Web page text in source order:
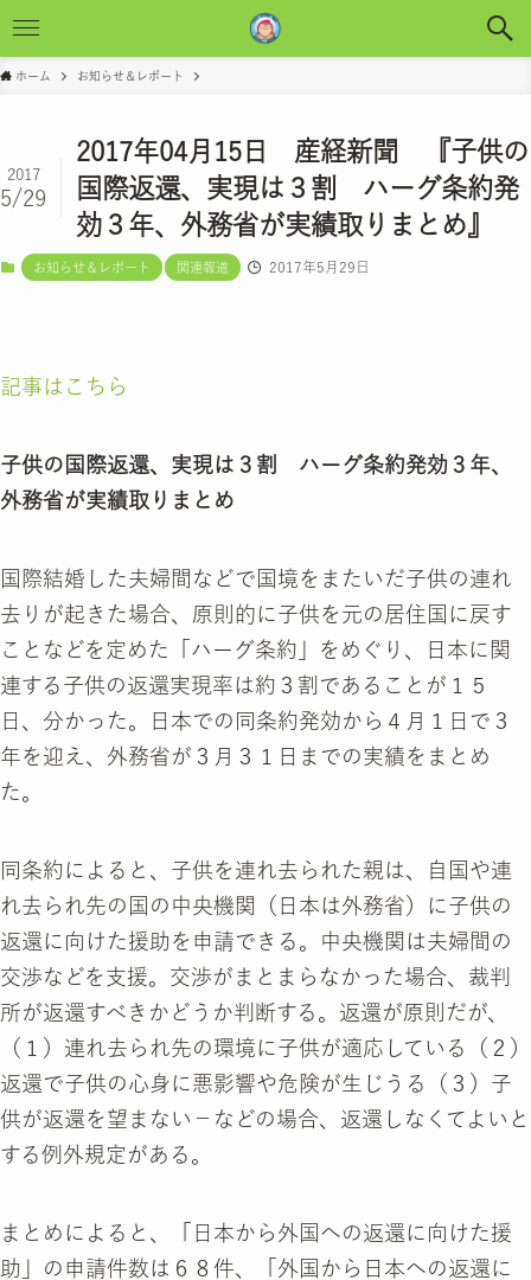
ホーム お知らせ＆レポート
2017年04月15日 産経新聞 『子供の
国際返還、実現は３割 ハーグ条約発
効３年、外務省が実績取りまとめ』
2017
5/29
お知らせ＆レポート 関連報道 2017年5月29日
記事はこちら
子供の国際返還、実現は３割 ハーグ条約発効３年、
外務省が実績取りまとめ
国際結婚した夫婦間などで国境をまたいだ子供の連れ
去りが起きた場合、原則的に子供を元の居住国に戻す
ことなどを定めた「ハーグ条約」をめぐり、日本に関
連する子供の返還実現率は約３割であることが１５
日、分かった。日本での同条約発効から４月１日で３
年を迎え、外務省が３月３１日までの実績をまとめ
た。
同条約によると、子供を連れ去られた親は、自国や連
れ去られ先の国の中央機関（日本は外務省）に子供の
返還に向けた援助を申請できる。中央機関は夫婦間の
交渉などを支援。交渉がまとまらなかった場合、裁判
所が返還すべきかどうか判断する。返還が原則だが、
（１）連れ去られ先の環境に子供が適応している（２）
返還で子供の心身に悪影響や危険が生じうる（３）子
供が返還を望まない－などの場合、返還しなくてよいと
する例外規定がある。
まとめによると、「日本から外国への返還に向けた援
助」の申請件数は６８件、「外国から日本への返還に